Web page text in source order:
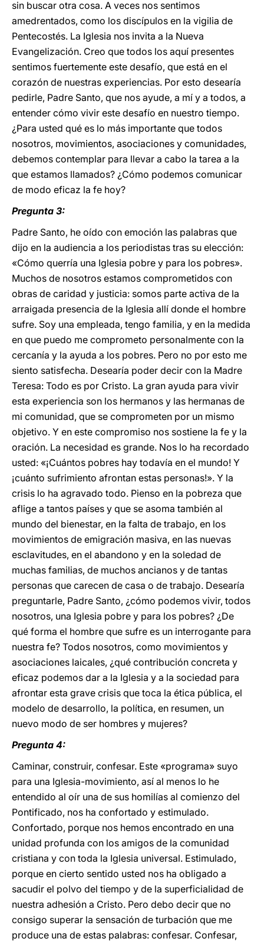
sin buscar otra cosa. A veces nos sentimos
amedrentados, como los discípulos en la vigilia de
Pentecostés. La Iglesia nos invita a la Nueva
Evangelización. Creo que todos los aquí presentes
sentimos fuertemente este desafío, que está en el
corazón de nuestras experiencias. Por esto desearía
pedirle, Padre Santo, que nos ayude, a mí y a todos, a
entender cómo vivir este desafío en nuestro tiempo.
¿Para usted qué es lo más importante que todos
nosotros, movimientos, asociaciones y comunidades,
debemos contemplar para llevar a cabo la tarea a la
que estamos llamados? ¿Cómo podemos comunicar
de modo eficaz la fe hoy?
Pregunta 3:
Padre Santo, he oído con emoción las palabras que
dijo en la audiencia a los periodistas tras su elección:
«Cómo querría una Iglesia pobre y para los pobres».
Muchos de nosotros estamos comprometidos con
obras de caridad y justicia: somos parte activa de la
arraigada presencia de la Iglesia allí donde el hombre
sufre. Soy una empleada, tengo familia, y en la medida
en que puedo me comprometo personalmente con la
cercanía y la ayuda a los pobres. Pero no por esto me
siento satisfecha. Desearía poder decir con la Madre
Teresa: Todo es por Cristo. La gran ayuda para vivir
esta experiencia son los hermanos y las hermanas de
mi comunidad, que se comprometen por un mismo
objetivo. Y en este compromiso nos sostiene la fe y la
oración. La necesidad es grande. Nos lo ha recordado
usted: «¡Cuántos pobres hay todavía en el mundo! Y
¡cuánto sufrimiento afrontan estas personas!». Y la
crisis lo ha agravado todo. Pienso en la pobreza que
aflige a tantos países y que se asoma también al
mundo del bienestar, en la falta de trabajo, en los
movimientos de emigración masiva, en las nuevas
esclavitudes, en el abandono y en la soledad de
muchas familias, de muchos ancianos y de tantas
personas que carecen de casa o de trabajo. Desearía
preguntarle, Padre Santo, ¿cómo podemos vivir, todos
nosotros, una Iglesia pobre y para los pobres? ¿De
qué forma el hombre que sufre es un interrogante para
nuestra fe? Todos nosotros, como movimientos y
asociaciones laicales, ¿qué contribución concreta y
eficaz podemos dar a la Iglesia y a la sociedad para
afrontar esta grave crisis que toca la ética pública, el
modelo de desarrollo, la política, en resumen, un
nuevo modo de ser hombres y mujeres?
Pregunta 4:
Caminar, construir, confesar. Este «programa» suyo
para una Iglesia-movimiento, así al menos lo he
entendido al oír una de sus homilías al comienzo del
Pontificado, nos ha confortado y estimulado.
Confortado, porque nos hemos encontrado en una
unidad profunda con los amigos de la comunidad
cristiana y con toda la Iglesia universal. Estimulado,
porque en cierto sentido usted nos ha obligado a
sacudir el polvo del tiempo y de la superficialidad de
nuestra adhesión a Cristo. Pero debo decir que no
consigo superar la sensación de turbación que me
produce una de estas palabras: confesar. Confesar,